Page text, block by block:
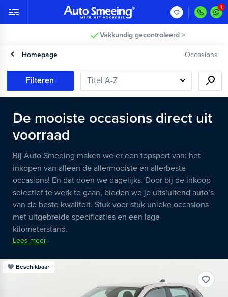
Vakkundig gecontroleerd >
Homepage Occasions
Filteren
De mooiste occasions direct uit
voorraad
Bij Auto Smeeing maken we er een topsport van: het
inkopen van alleen de allermooiste en allerbeste
occasions! En dat doen we dagelijks. Door bij de inkoop
selectief te werk te gaan, bieden we je uitsluitend auto’s
van de beste kwaliteit. Stuk voor stuk unieke occasions
met uitgebreide specificaties en een lage
kilometerstand.
Lees meer
Beschikbaar